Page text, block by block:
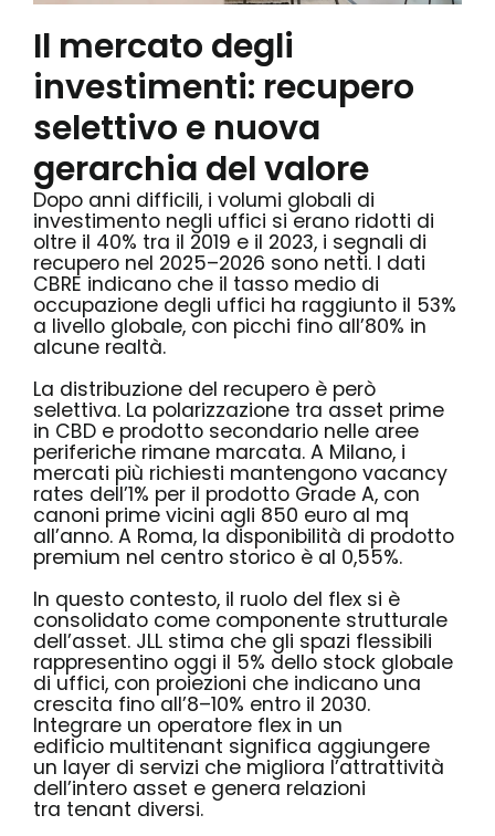
Il mercato degli
investimenti: recupero
selettivo e nuova
gerarchia del valore
Dopo anni difficili, i volumi globali di
investimento negli uffici si erano ridotti di
oltre il 40% tra il 2019 e il 2023, i segnali di
recupero nel 2025–2026 sono netti. I dati
CBRE indicano che il tasso medio di
occupazione degli uffici ha raggiunto il 53%
a livello globale, con picchi fino all’80% in
alcune realtà.
La distribuzione del recupero è però
selettiva. La polarizzazione tra asset prime
in CBD e prodotto secondario nelle aree
periferiche rimane marcata. A Milano, i
mercati più richiesti mantengono vacancy
rates dell’1% per il prodotto Grade A, con
canoni prime vicini agli 850 euro al mq
all’anno. A Roma, la disponibilità di prodotto
premium nel centro storico è al 0,55%.
In questo contesto, il ruolo del flex si è
consolidato come componente strutturale
dell’asset. JLL stima che gli spazi flessibili
rappresentino oggi il 5% dello stock globale
di uffici, con proiezioni che indicano una
crescita fino all’8–10% entro il 2030.
Integrare un operatore flex in un
edificio multitenant significa aggiungere
un layer di servizi che migliora l’attrattività
dell’intero asset e genera relazioni
tra tenant diversi.